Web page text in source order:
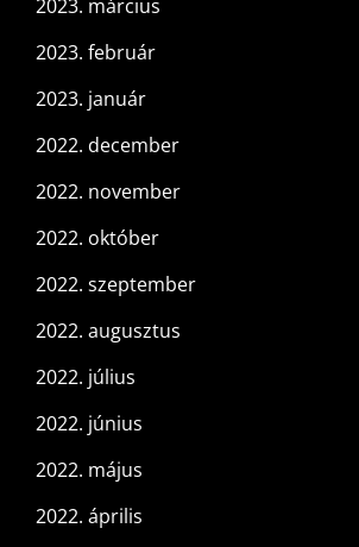
2023. március
2023. február
2023. január
2022. december
2022. november
2022. október
2022. szeptember
2022. augusztus
2022. július
2022. június
2022. május
2022. április